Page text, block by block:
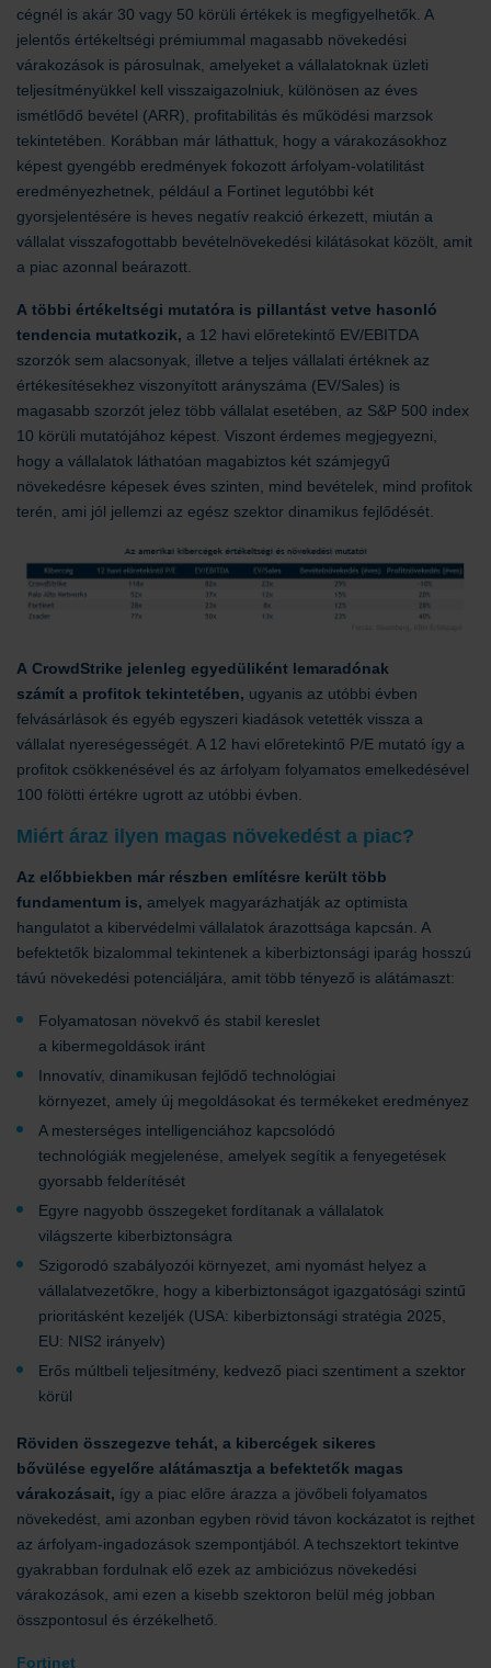
cégnél is akár 30 vagy 50 körüli értékek is megfigyelhetők. A
jelentős értékeltségi prémiummal magasabb növekedési
várakozások is párosulnak, amelyeket a vállalatoknak üzleti
teljesítményükkel kell visszaigazolniuk, különösen az éves
ismétlődő bevétel (ARR), profitabilitás és működési marzsok
tekintetében. Korábban már láthattuk, hogy a várakozásokhoz
képest gyengébb eredmények fokozott árfolyam-volatilitást
eredményezhetnek, például a Fortinet legutóbbi két
gyorsjelentésére is heves negatív reakció érkezett, miután a
vállalat visszafogottabb bevételnövekedési kilátásokat közölt, amit
a piac azonnal beárazott.
A többi értékeltségi mutatóra is pillantást vetve hasonló
tendencia mutatkozik, a 12 havi előretekintő EV/EBITDA
szorzók sem alacsonyak, illetve a teljes vállalati értéknek az
értékesítésekhez viszonyított arányszáma (EV/Sales) is
magasabb szorzót jelez több vállalat esetében, az S&P 500 index
10 körüli mutatójához képest. Viszont érdemes megjegyezni,
hogy a vállalatok láthatóan magabiztos két számjegyű
növekedésre képesek éves szinten, mind bevételek, mind profitok
terén, ami jól jellemzi az egész szektor dinamikus fejlődését.
A CrowdStrike jelenleg egyedüliként lemaradónak
számít a profitok tekintetében, ugyanis az utóbbi évben
felvásárlások és egyéb egyszeri kiadások vetették vissza a
vállalat nyereségességét. A 12 havi előretekintő P/E mutató így a
profitok csökkenésével és az árfolyam folyamatos emelkedésével
100 fölötti értékre ugrott az utóbbi évben.
Miért áraz ilyen magas növekedést a piac?
Az előbbiekben már részben említésre került több
fundamentum is, amelyek magyarázhatják az optimista
hangulatot a kibervédelmi vállalatok árazottsága kapcsán. A
befektetők bizalommal tekintenek a kiberbiztonsági iparág hosszú
távú növekedési potenciáljára, amit több tényező is alátámaszt:
Folyamatosan növekvő és stabil kereslet
a kibermegoldások iránt
Innovatív, dinamikusan fejlődő technológiai
környezet, amely új megoldásokat és termékeket eredményez
A mesterséges intelligenciához kapcsolódó
technológiák megjelenése, amelyek segítik a fenyegetések
gyorsabb felderítését
Egyre nagyobb összegeket fordítanak a vállalatok
világszerte kiberbiztonságra
Szigorodó szabályozói környezet, ami nyomást helyez a
vállalatvezetőkre, hogy a kiberbiztonságot igazgatósági szintű
prioritásként kezeljék (USA: kiberbiztonsági stratégia 2025,
EU: NIS2 irányelv)
Erős múltbeli teljesítmény, kedvező piaci szentiment a szektor
körül
Röviden összegezve tehát, a kibercégek sikeres
bővülése egyelőre alátámasztja a befektetők magas
várakozásait, így a piac előre árazza a jövőbeli folyamatos
növekedést, ami azonban egyben rövid távon kockázatot is rejthet
az árfolyam-ingadozások szempontjából. A techszektort tekintve
gyakrabban fordulnak elő ezek az ambiciózus növekedési
várakozások, ami ezen a kisebb szektoron belül még jobban
összpontosul és érzékelhető.
Fortinet